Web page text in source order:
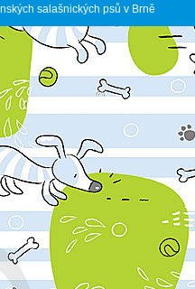
salašnických psů v Brně